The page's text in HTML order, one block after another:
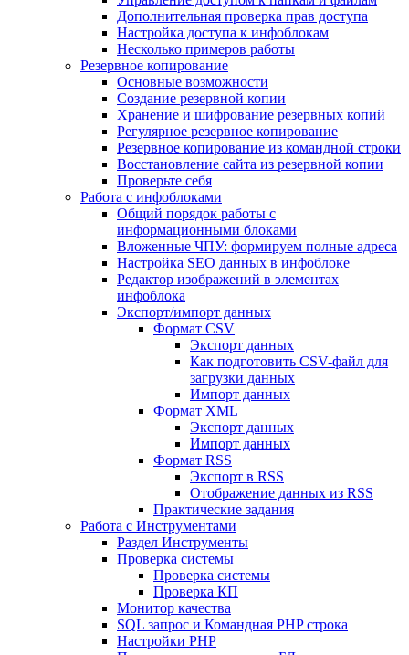
Дополнительная проверка прав доступа
Настройка доступа к инфоблокам
Несколько примеров работы
Резервное копирование
Основные возможности
Создание резервной копии
Хранение и шифрование резервных копий
Регулярное резервное копирование
Резервное копирование из командной строки
Восстановление сайта из резервной копии
Проверьте себя
Работа с инфоблоками
Общий порядок работы с
информационными блоками
Вложенные ЧПУ: формируем полные адреса
Настройка SEO данных в инфоблоке
Редактор изображений в элементах
инфоблока
Экспорт/импорт данных
Формат CSV
Экспорт данных
Как подготовить CSV-файл для
загрузки данных
Импорт данных
Формат XML
Экспорт данных
Импорт данных
Формат RSS
Экспорт в RSS
Отображение данных из RSS
Практические задания
Работа с Инструментами
Раздел Инструменты
Проверка системы
Проверка системы
Проверка КП
Монитор качества
SQL запрос и Командная PHP строка
Настройки PHP